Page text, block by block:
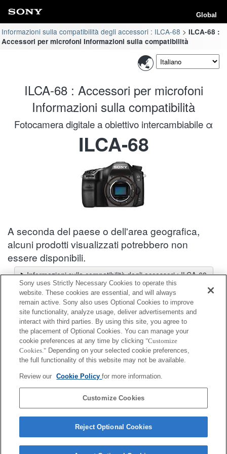
Global
Informazioni sulla compatibilità degli accessori : ILCA-68
ILCA-68 :
Accessori per microfoni Informazioni sulla compatibilità
ILCA-68 : Accessori per microfoni
Informazioni sulla compatibilità
Fotocamera digitale a obiettivo intercambiabile α
ILCA-68
A seconda del paese o dell'area geografica,
alcuni prodotti visualizzati potrebbero non
essere disponibili.
Informazioni sulla compatibilità degli accessori : ILCA-68
Selettore obiettivi
Seleziona un obiettivo consigliato per le foto che desideri scattare
Accessori per microfoni
Completamente compatibile
VMC-SA1
Sony uses Strictly Necessary Cookies to operate this
website. These cookies are essential, and will always
remain active. Sony also uses Optional Cookies to improve
site functionality, analyze usage, deliver advertisements and
interact with third parties. By using this site, you agree to
the placement of Optional Cookies. You can manage your
cookie preferences at any time by clicking "Customize
Cookies." Depending on your selected cookie preferences,
the full functionality of this website may not be available.
Review our Cookie Policyfor more information.
Customize Cookies
Reject Optional Cookies